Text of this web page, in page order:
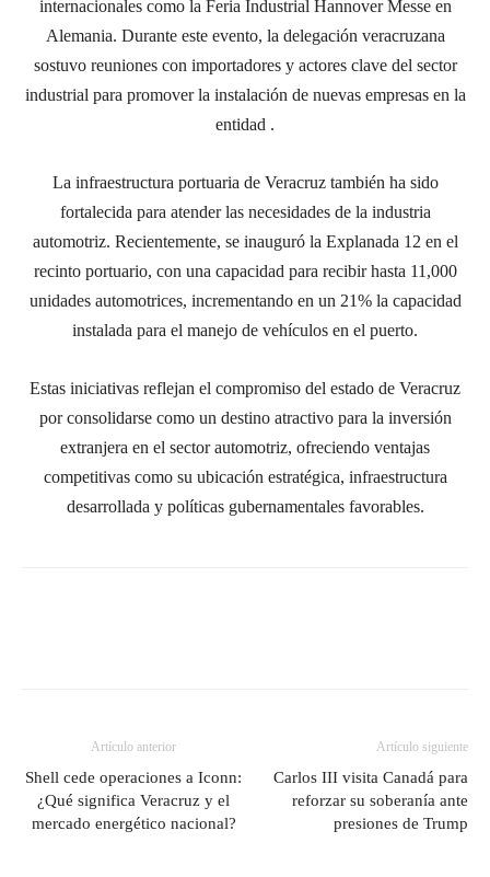
internacionales como la Feria Industrial Hannover Messe en
Alemania. Durante este evento, la delegación veracruzana
sostuvo reuniones con importadores y actores clave del sector
industrial para promover la instalación de nuevas empresas en la
entidad .
La infraestructura portuaria de Veracruz también ha sido
fortalecida para atender las necesidades de la industria
automotriz. Recientemente, se inauguró la Explanada 12 en el
recinto portuario, con una capacidad para recibir hasta 11,000
unidades automotrices, incrementando en un 21% la capacidad
instalada para el manejo de vehículos en el puerto.
Estas iniciativas reflejan el compromiso del estado de Veracruz
por consolidarse como un destino atractivo para la inversión
extranjera en el sector automotriz, ofreciendo ventajas
competitivas como su ubicación estratégica, infraestructura
desarrollada y políticas gubernamentales favorables.
Artículo anterior
Shell cede operaciones a Iconn:
¿Qué significa Veracruz y el
mercado energético nacional?
Artículo siguiente
Carlos III visita Canadá para
reforzar su soberanía ante
presiones de Trump